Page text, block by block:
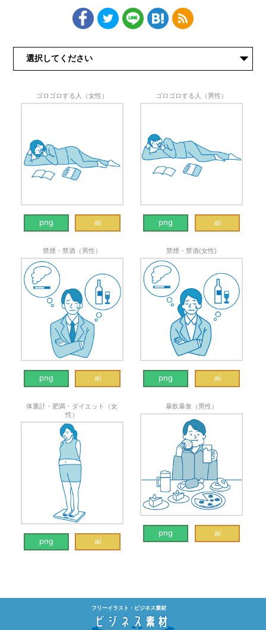
ゴロゴロする人（女性）
png ai
ゴロゴロする人（男性）
png ai
禁煙・禁酒（男性）
png ai
禁煙・禁酒(女性)
png ai
体重計・肥満・ダイエット（女
性）
png ai
暴飲暴食（男性）
png ai
フリーイラスト・ビジネス素材